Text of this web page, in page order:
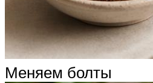
Меняем болты